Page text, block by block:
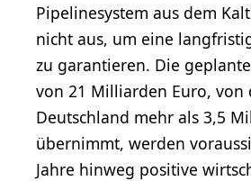
Pipelinesystem aus dem
nicht aus, um eine
zu garantieren. Die
von 21 Milliarden Euro, von
Deutschland mehr als 3,5
übernimmt, werden
Jahre hinweg positive